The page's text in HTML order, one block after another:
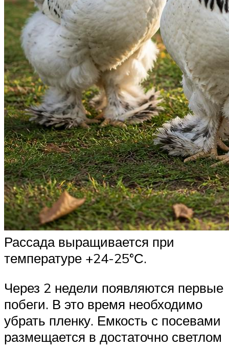
Рассада выращивается при
температуре +24-25°С.
Через 2 недели появляются первые
побеги. В это время необходимо
убрать пленку. Емкость с посевами
размещается в достаточно светлом